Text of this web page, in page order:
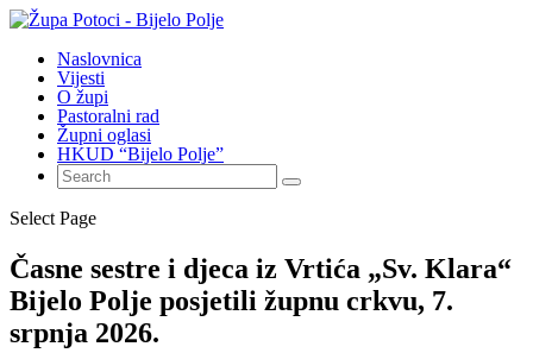
Naslovnica
Vijesti
O župi
Pastoralni rad
Župni oglasi
HKUD “Bijelo Polje”
Select Page
Časne sestre i djeca iz Vrtića „Sv. Klara“
Bijelo Polje posjetili župnu crkvu, 7.
srpnja 2026.